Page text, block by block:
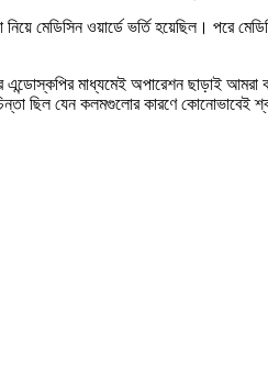
মেডিসিন ওয়ার্ডে ভর্তি হয়েছিল। পরে
মাধ্যমেই অপারেশন ছাড়াই
ছিল যেন কলমগুলোর কারণে কোনোভাবেই